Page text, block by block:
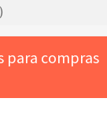
para compras